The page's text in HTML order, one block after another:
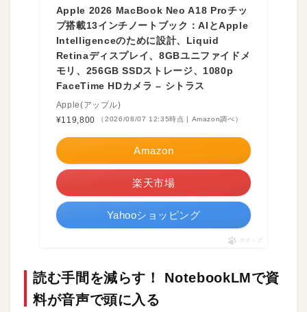
Apple 2026 MacBook Neo A18 Proチッ
プ搭載13インチノートブック：AIとApple
Intelligenceのために設計、Liquid
Retinaディスプレイ、8GBユニファイドメ
モリ、256GB SSDストレージ、1080p
FaceTime HDカメラ – シトラス
Apple(アップル)
¥119,800
（2026/08/07 12:35時点 | Amazon調べ）
Amazon
楽天市場
Yahooショッピング
ポチップ
読む手間を減らす！ NotebookLMで資
料が音声で頭に入る